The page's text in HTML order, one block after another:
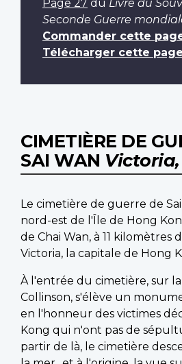
Page 27 du Livre du
Seconde Guerre
Commander cette
Télécharger cette page
CIMETIÈRE DE
SAI WAN
Le cimetière de guerre de
nord-est de l'Île de Hong
de Chai Wan, à 11 kilomètres
Victoria, la capitale de Hong
À l'entrée du cimetière, sur
Collinson, s'élève un
en l'honneur des victimes
Kong qui n'ont pas de
partir de là, le cimetière